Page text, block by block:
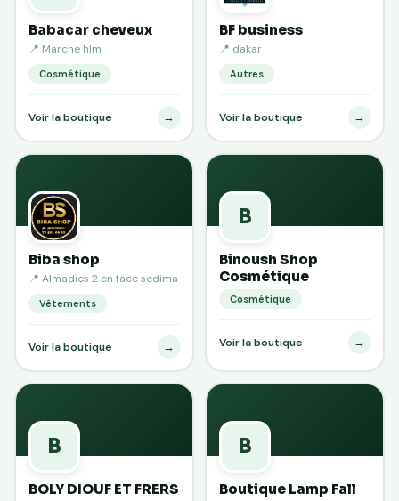
Babacar cheveux
📍 Marche hlm
Cosmétique
Voir la boutique →
BF business
📍 dakar
Autres
Voir la boutique →
Biba shop
📍 Almadies 2 en face sedima
Vêtements
Voir la boutique →
B
Binoush Shop
Cosmétique
Cosmétique
Voir la boutique →
B
BOLY DIOUF ET FRERS
B
Boutique Lamp Fall